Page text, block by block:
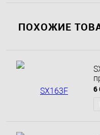
ПОХОЖИЕ
6